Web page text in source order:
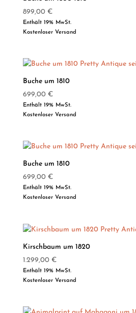
899,00 €
Enthält 19% MwSt.
Kostenloser Versand
Buche um 1810
699,00 €
Enthält 19% MwSt.
Kostenloser Versand
Buche um 1810
699,00 €
Enthält 19% MwSt.
Kostenloser Versand
Kirschbaum um 1820
1.299,00 €
Enthält 19% MwSt.
Kostenloser Versand